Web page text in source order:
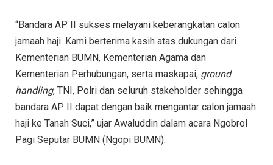
“Bandara AP II sukses melayani keberangkatan calon
jamaah haji. Kami berterima kasih atas dukungan dari
Kementerian BUMN, Kementerian Agama dan
Kementerian Perhubungan, serta maskapai, ground
handling, TNI, Polri dan seluruh stakeholder sehingga
bandara AP II dapat dengan baik mengantar calon jamaah
haji ke Tanah Suci,” ujar Awaluddin dalam acara Ngobrol
Pagi Seputar BUMN (Ngopi BUMN).